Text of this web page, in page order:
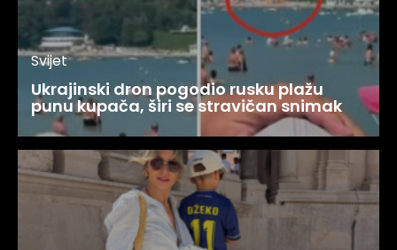
Svijet
Ukrajinski dron pogodio rusku plažu
punu kupača, širi se stravičan snimak